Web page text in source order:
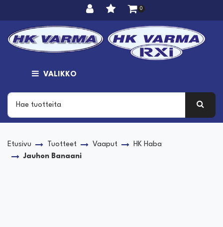
0
VALIKKO
Etusivu Tuotteet Vaaput
HK Haba
Jauhon Banaani